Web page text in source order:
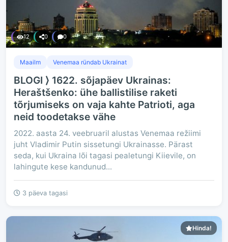
12 0 0
Maailm Venemaa ründab Ukrainat
BLOGI ⟩ 1622. sõjapäev Ukrainas:
Heraštšenko: ühe ballistilise raketi
tõrjumiseks on vaja kahte Patrioti, aga
neid toodetakse vähe
2022. aasta 24. veebruaril alustas Venemaa režiimi
juht Vladimir Putin sissetungi Ukrainasse. Pärast
seda, kui Ukraina lõi tagasi pealetungi Kiievile, on
lahingute kese kandunud...
3 päeva tagasi
Hinda!